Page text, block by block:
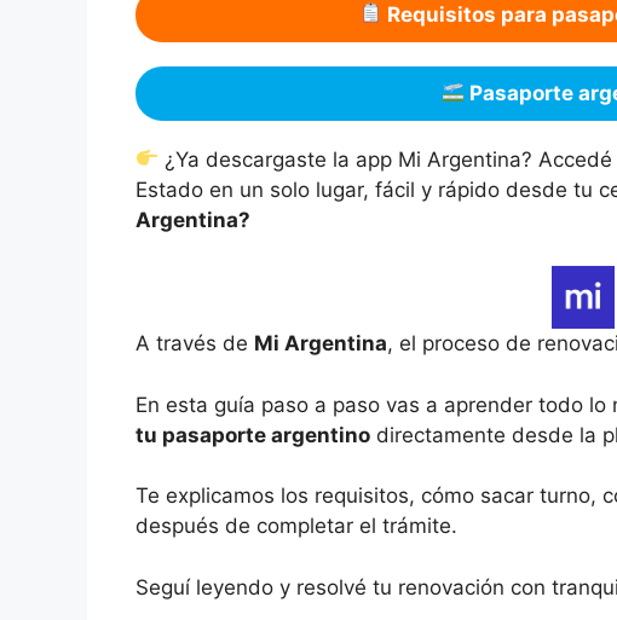
Requisitos para
Pasaporte
¿Ya descargaste la app Mi Argentina?
Estado en un solo lugar, fácil y rápido desde tu
Argentina?
A través de Mi Argentina, el proceso de
En esta guía paso a paso vas a aprender todo lo
tu pasaporte argentino directamente desde la
Te explicamos los requisitos, cómo sacar turno,
después de completar el trámite.
Seguí leyendo y resolvé tu renovación con